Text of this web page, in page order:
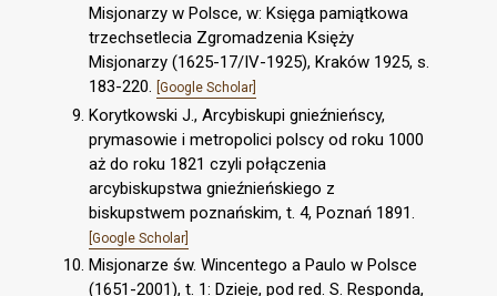
Misjonarzy w Polsce, w: Księga pamiątkowa
trzechsetlecia Zgromadzenia Księży
Misjonarzy (1625-17/IV-1925), Kraków 1925, s.
183-220. [Google Scholar]
Korytkowski J., Arcybiskupi gnieźnieńscy,
prymasowie i metropolici polscy od roku 1000
aż do roku 1821 czyli połączenia
arcybiskupstwa gnieźnieńskiego z
biskupstwem poznańskim, t. 4, Poznań 1891.
[Google Scholar]
Misjonarze św. Wincentego a Paulo w Polsce
(1651-2001), t. 1: Dzieje, pod red. S. Responda,